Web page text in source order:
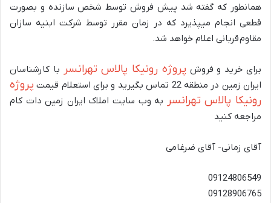
همانطور که گفته شد پیش فروش توسط شخص سازنده و بصورت
قطعی انجام میپذیرد که در زمان مقرر توسط شرکت ابنیه سازان
مقاوم قربانی اعلام خواهد شد.
برای خرید و فروش پروژه رونیکا پالاس تهرانسر با کارشناسان
ایران زمین در منطقه 22 تماس بگیرید و برای استعلام قیمت
پروژه
رونیکا پالاس تهرانسر به وب سایت املاک ایران زمین دات کام
مراجعه کنید
آقای زمانی- آقای ضرغامی
09124806549
09128906765